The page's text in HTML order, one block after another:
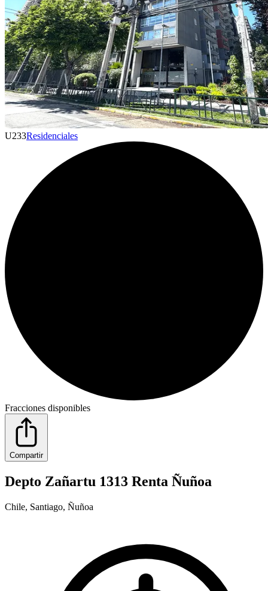
U233Residenciales
Fracciones disponibles
Compartir
Depto Zañartu 1313 Renta Ñuñoa
Chile, Santiago, Ñuñoa